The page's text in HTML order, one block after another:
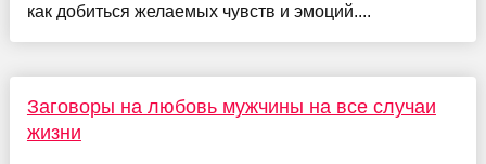
как добиться желаемых чувств и эмоций....
Заговоры на любовь мужчины на все случаи
жизни